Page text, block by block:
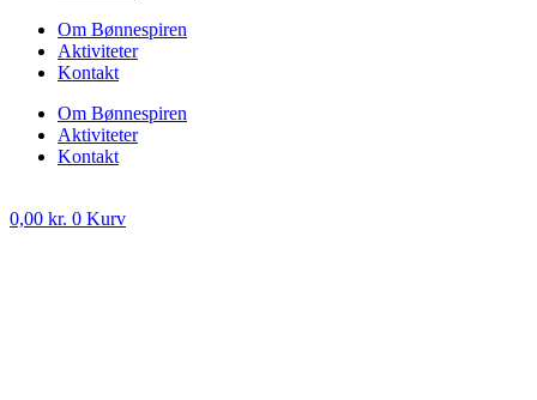
Om Bønnespiren
Aktiviteter
Kontakt
Om Bønnespiren
Aktiviteter
Kontakt
0,00 kr. 0 Kurv